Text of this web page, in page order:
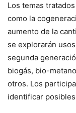
Los temas
como la
aumento de la
se explorarán
segunda
biogás, bio-
otros. Los
identificar